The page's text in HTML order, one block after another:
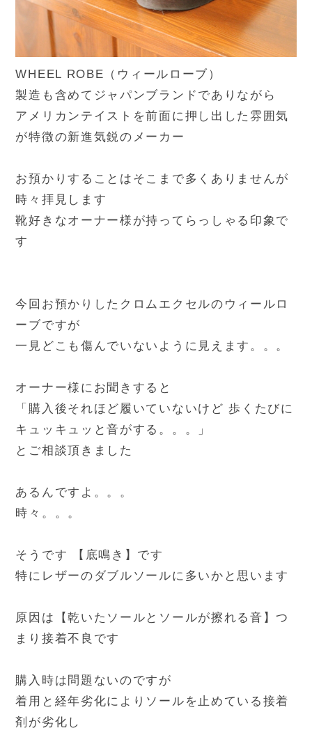
WHEEL ROBE（ウィールローブ）
製造も含めてジャパンブランドでありながら
アメリカンテイストを前面に押し出した雰囲気
が特徴の新進気鋭のメーカー
お預かりすることはそこまで多くありませんが
時々拝見します
靴好きなオーナー様が持ってらっしゃる印象で
す
今回お預かりしたクロムエクセルのウィールロ
ーブですが
一見どこも傷んでいないように見えます。。。
オーナー様にお聞きすると
「購入後それほど履いていないけど 歩くたびに
キュッキュッと音がする。。。」
とご相談頂きました
あるんですよ。。。
時々。。。
そうです 【底鳴き】です
特にレザーのダブルソールに多いかと思います
原因は【乾いたソールとソールが擦れる音】つ
まり接着不良です
購入時は問題ないのですが
着用と経年劣化によりソールを止めている接着
剤が劣化し